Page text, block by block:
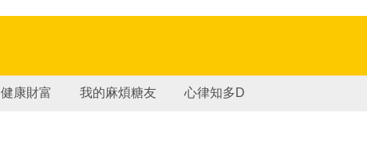
健康財富 我的麻煩糖友 心律知多D